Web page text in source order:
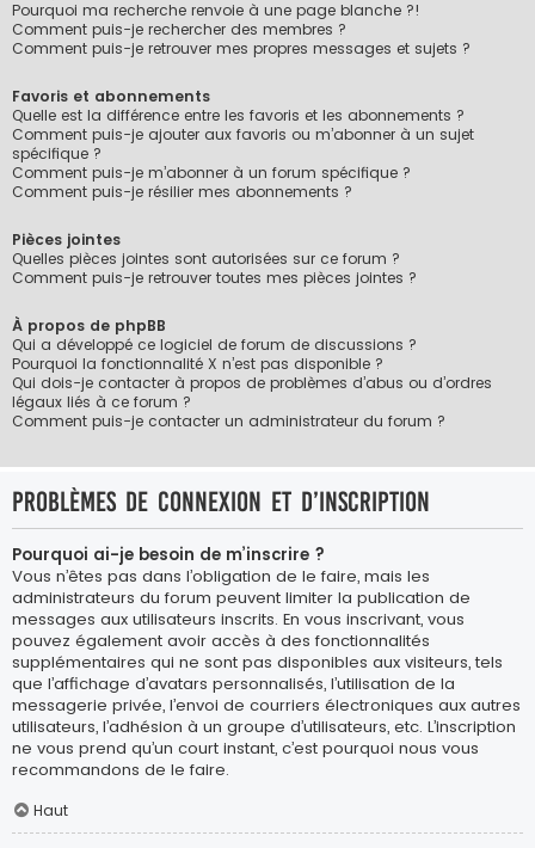
Pourquoi ma recherche renvoie à une page blanche ?!
Comment puis-je rechercher des membres ?
Comment puis-je retrouver mes propres messages et sujets ?
Favoris et abonnements
Quelle est la différence entre les favoris et les abonnements ?
Comment puis-je ajouter aux favoris ou m’abonner à un sujet
spécifique ?
Comment puis-je m’abonner à un forum spécifique ?
Comment puis-je résilier mes abonnements ?
Pièces jointes
Quelles pièces jointes sont autorisées sur ce forum ?
Comment puis-je retrouver toutes mes pièces jointes ?
À propos de phpBB
Qui a développé ce logiciel de forum de discussions ?
Pourquoi la fonctionnalité X n’est pas disponible ?
Qui dois-je contacter à propos de problèmes d’abus ou d’ordres
légaux liés à ce forum ?
Comment puis-je contacter un administrateur du forum ?
Problèmes de connexion et d’inscription
Pourquoi ai-je besoin de m’inscrire ?
Vous n’êtes pas dans l’obligation de le faire, mais les
administrateurs du forum peuvent limiter la publication de
messages aux utilisateurs inscrits. En vous inscrivant, vous
pouvez également avoir accès à des fonctionnalités
supplémentaires qui ne sont pas disponibles aux visiteurs, tels
que l’affichage d’avatars personnalisés, l’utilisation de la
messagerie privée, l’envoi de courriers électroniques aux autres
utilisateurs, l’adhésion à un groupe d’utilisateurs, etc. L’inscription
ne vous prend qu’un court instant, c’est pourquoi nous vous
recommandons de le faire.
Haut